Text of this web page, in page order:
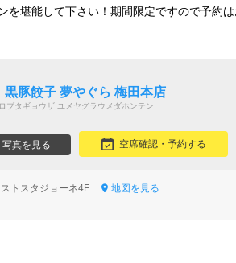
を堪能して下さい！期間限定ですので予約
豚餃子 夢やぐら 梅田本店
ブタギョウザ ユメヤグラウメダホンテン
写真を見る 空席確認・予約する
ストスタジョーネ4F
地図を見る